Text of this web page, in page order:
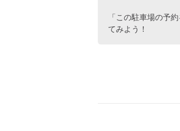
「この駐車場の予
てみよう！